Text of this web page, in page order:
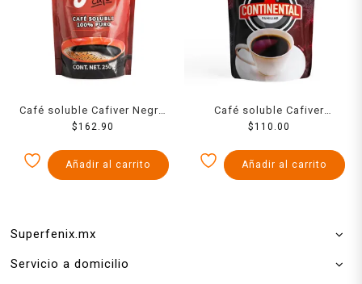
Café soluble Cafiver Negro
Doypack 250 g
$162.90
Añadir al carrito
Café soluble Cafiver
Continental Doypack 250 g
$110.00
Añadir al carrito
Superfenix.mx
Servicio a domicilio